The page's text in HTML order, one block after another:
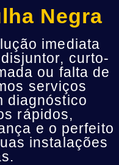
Negra
imediata
curto-
ou falta de
serviços
diagnóstico
rápidos,
e o perfeito
instalações